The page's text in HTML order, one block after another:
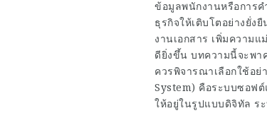
ข้อมูลพนักงานหรือการ
ธุรกิจให้เติบโตอย่างยั่ง
งานเอกสาร เพิ่มความ
ดียิ่งขึ้น บทความนี้จะพา
ควรพิจารณาเลือกใช้อย่
System) คือระบบซอฟ
ให้อยู่ในรูปแบบดิจิทัล ร